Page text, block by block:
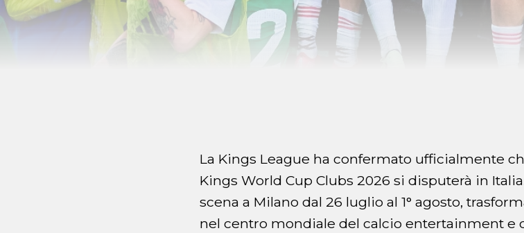
La Kings League ha confermato ufficialmente
Kings World Cup Clubs 2026 si disputerà in
scena a Milano dal 26 luglio al 1° agosto,
nel centro mondiale del calcio entertainment e